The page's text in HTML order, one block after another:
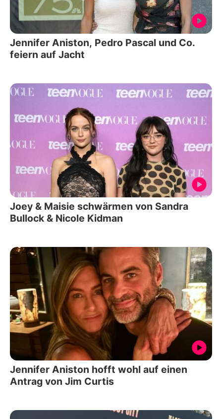
Jennifer Aniston, Pedro Pascal und Co.
feiern auf Jacht
Joey & Maisie schwärmen von Sandra
Bullock & Nicole Kidman
Jennifer Aniston hofft wohl auf einen
Antrag von Jim Curtis